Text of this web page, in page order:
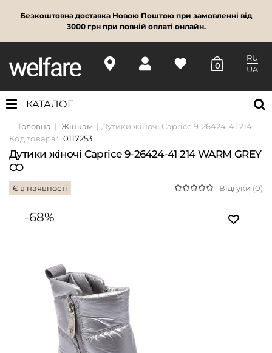
Безкоштовна доставка Новою Поштою при замовленні від
3000 грн при повній оплаті онлайн.
0
RU
UA
КАТАЛОГ
Головна Жінкам
Дутики жіночі Caprice 9-26424-41 214
Код товара: 0117253
Дутики жіночі Caprice 9-26424-41 214 WARM GREY
CO
Є в наявності Відгуки (0)
-68%